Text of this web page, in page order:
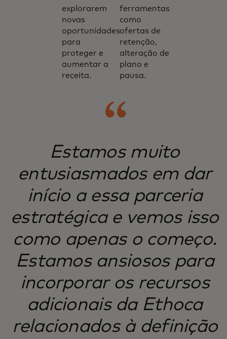
explorarem
novas
oportunidades
para
proteger e
aumentar a
receita.
ferramentas
como
ofertas de
retenção,
alteração de
plano e
pausa.
Estamos muito
entusiasmados em dar
início a essa parceria
estratégica e vemos isso
como apenas o começo.
Estamos ansiosos para
incorporar os recursos
adicionais da Ethoca
relacionados à definição